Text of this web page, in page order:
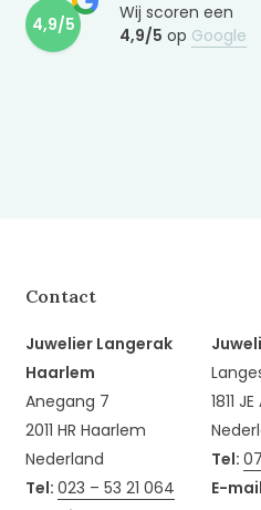
4,9/5
Wij scoren een
4,9/5 op Google
Contact
Juwelier Langerak
Haarlem
Anegang 7
2011 HR Haarlem
Nederland
Tel: 023 – 53 21 064
1811
Tel:
E-